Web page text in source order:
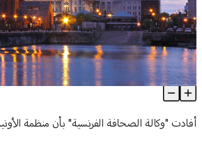
ثقافة ومجتمع
منوعات
سحب مرفأ ليفربول من قائمة الأونسيكو
Article Content
أفادت "وكالة الصحافة الفرنسية" بأن منظمة